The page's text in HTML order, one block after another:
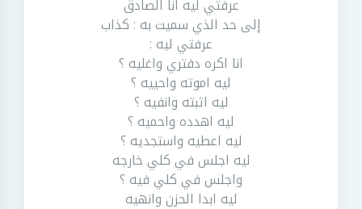
عرفتي ليه انا الصادق
إلى حد الذي سميت به : كذاب
عرفتي ليه :
انا اكره دفتري واغليه ؟
ليه اموته واحييه ؟
ليه اثبته وانفيه ؟
ليه اهدده واحميه ؟
ليه اعطيه واستجديه ؟
ليه اجلس في كلي خارجه
واجلس في كلي فيه ؟
ليه ابدا الحزن وانهيه